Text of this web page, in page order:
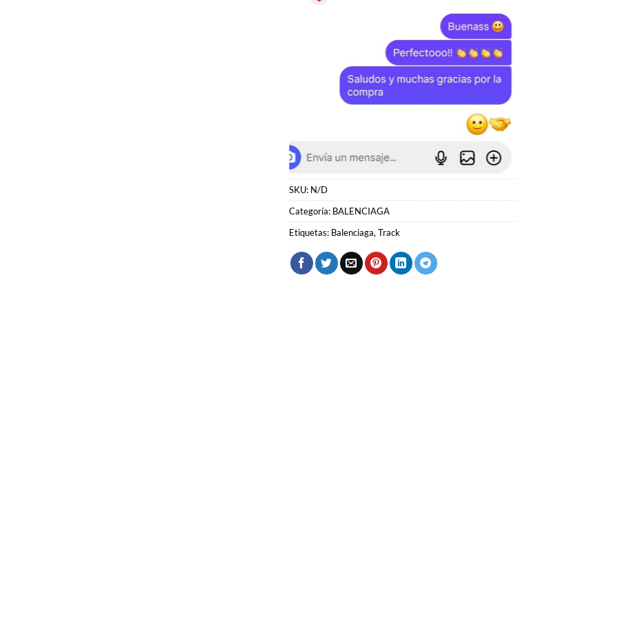
SKU:N/D
Categoría:BALENCIAGA
Etiquetas:Balenciaga,Track